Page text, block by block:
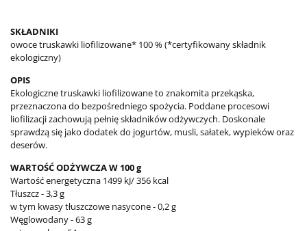
SKŁADNIKI
owoce truskawki liofilizowane* 100 % (*certyfikowany składnik
ekologiczny)
OPIS
Ekologiczne truskawki liofilizowane to znakomita przekąska,
przeznaczona do bezpośredniego spożycia. Poddane procesowi
liofilizacji zachowują pełnię składników odżywczych. Doskonale
sprawdzą się jako dodatek do jogurtów, musli, sałatek, wypieków oraz
deserów.
WARTOŚĆ ODŻYWCZA W 100 g
Wartość energetyczna 1499 kJ/ 356 kcal
Tłuszcz - 3,3 g
w tym kwasy tłuszczowe nasycone - 0,2 g
Węglowodany - 63 g